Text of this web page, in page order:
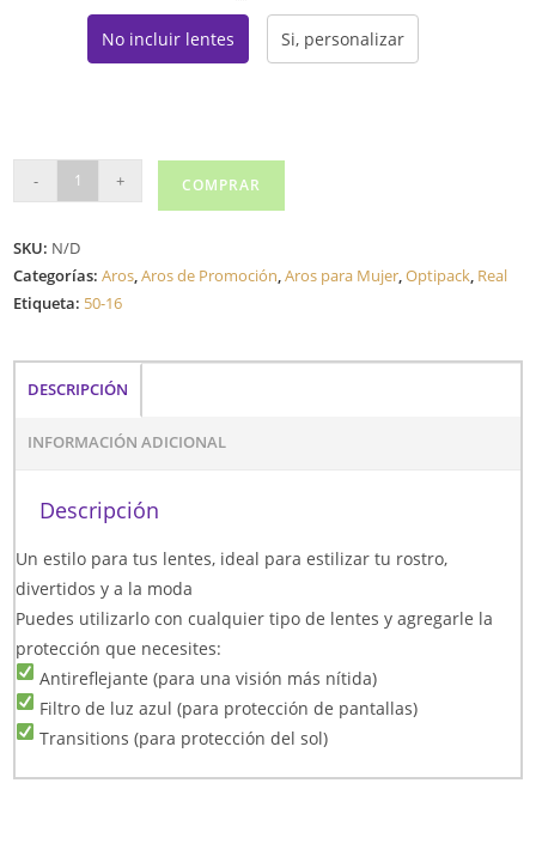
No incluir lentes Si, personalizar
F88209
- + COMPRAR
SKU: N/D
Categorías:Aros ,Aros de Promoción ,Aros para Mujer ,Optipack Real
Etiqueta: 50-16
DESCRIPCIÓN
INFORMACIÓN ADICIONAL
Descripción
Un estilo para tus lentes, ideal para estilizar tu rostro,
divertidos y a la moda
Puedes utilizarlo con cualquier tipo de lentes y agregarle la
protección que necesites:
Antireflejante (para una visión más nítida)
Filtro de luz azul (para protección de pantallas)
Transitions (para protección del sol)